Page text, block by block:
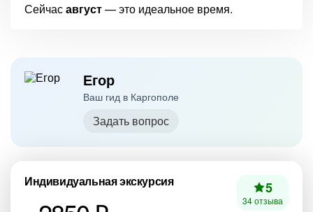
Сейчасавгуст— это идеальное время.
Егор
Ваш гид в Каргополе
Задать вопрос
Индивидуальная экскурсия 5
34 отзыва